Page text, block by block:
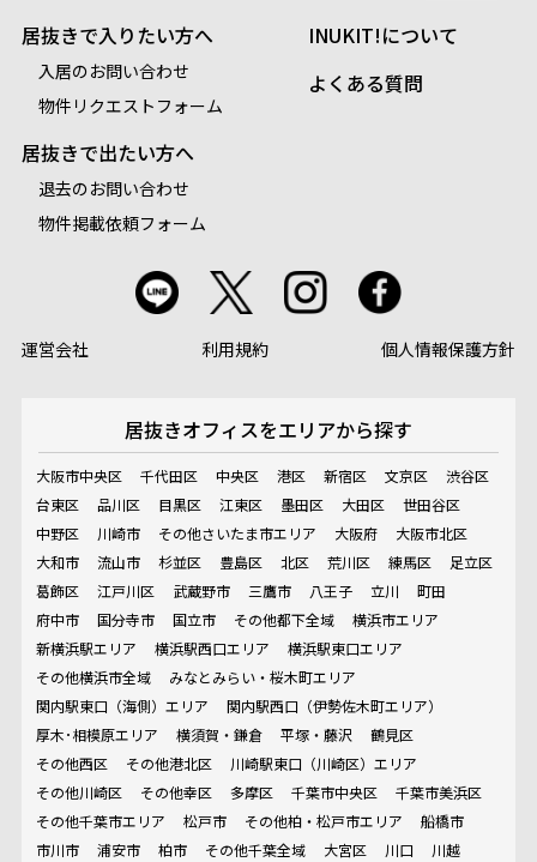
居抜きで入りたい方へ
入居のお問い合わせ
物件リクエストフォーム
居抜きで出たい方へ
退去のお問い合わせ
物件掲載依頼フォーム
INUKIT!について
よくある質問
運営会社 利用規約 個人情報保護方針
居抜きオフィスをエリアから探す
大阪市中央区 千代田区 中央区 港区 新宿区 文京区
渋谷区
台東区
品川区 目黒区 江東区 墨田区 大田区
世田谷区
中野区
川崎市 その他さいたま市エリア 大阪府
大阪市北区
大和市
流山市 杉並区 豊島区 北区 荒川区 練馬区
足立区
葛飾区
江戸川区 武蔵野市 三鷹市 八王子 立川
町田
府中市
国分寺市 国立市 その他都下全域
横浜市エリア
新横浜駅エリア
横浜駅西口エリア
横浜駅東口エリア
その他横浜市全域
みなとみらい・桜木町エリア
関内駅東口（海側）エリア
関内駅西口（伊勢佐木町エリア）
厚木･相模原エリア
横須賀・鎌倉 平塚・藤沢
鶴見区
その他西区
その他港北区
川崎駅東口（川崎区）エリア
その他川崎区
その他幸区 多摩区 千葉市中央区
千葉市美浜区
その他千葉市エリア
松戸市 その他柏・松戸市エリア
船橋市
市川市
浦安市 柏市 その他千葉全域 大宮区 川口
川越